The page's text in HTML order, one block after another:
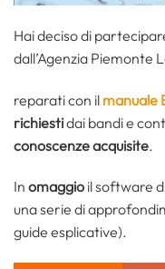
Hai deciso di
dall’Agenzia Piemonte
reparati con il manuale
richiestidai bandi e
conoscenze acquisite.
In omaggio il software
una serie di
guide esplicative).